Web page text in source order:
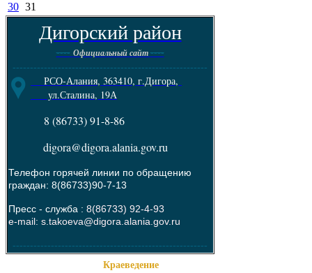
30 31
Дигорский район
---- Официальный сайт----
--------------------------------------------------------
РСО-Алания, 363410, г.Дигора,
ул.Сталина, 19А
8 (86733) 91-8-86
digora@digora.alania.gov.ru
Телефон горячей линии по обращению
граждан: 8(86733)90-7-13
Пресс - служба : 8(86733) 92-4-93
e-mail: s.takoeva@digora.alania.gov.ru
--------------------------------------------------------
Краеведение